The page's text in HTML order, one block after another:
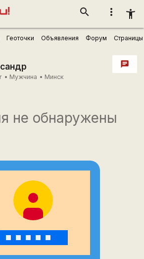
more_vert accessibility_new
search
Геоточки Объявления Форум Страницы
• Мужчина • Минск
chat
не обнаружены